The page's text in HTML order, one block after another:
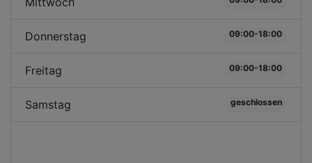
Donnerstag 09:00-18:00
Freitag 09:00-18:00
Samstag geschlossen